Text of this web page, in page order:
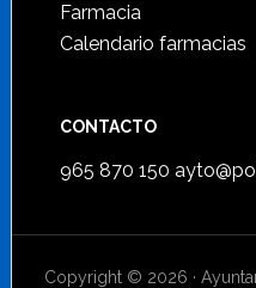
Farmacia
Calendario farmacias
CONTACTO
965 870 150
Copyright © 2026 ·